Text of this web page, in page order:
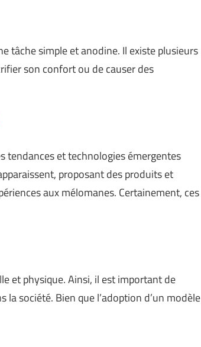
tâche simple et anodine. Il existe plusieurs
son confort ou de causer des
tendances et technologies émergentes
proposant des produits et
aux mélomanes. Certainement, ces
et physique. Ainsi, il est important de
société. Bien que l’adoption d’un modèle